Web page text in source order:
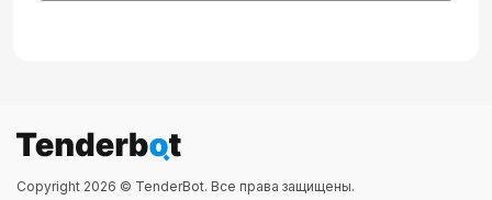
Copyright 2026 © TenderBot. Все права защищены.